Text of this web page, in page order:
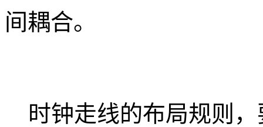
间耦合。
时钟走线的布局规则，